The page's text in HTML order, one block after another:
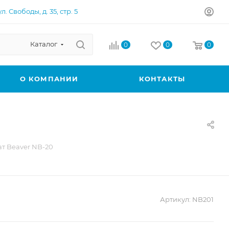
Свободы, д. 35, стр. 5
Каталог 0 0 0
О КОМПАНИИ КОНТАКТЫ
Beaver NB-20
Артикул: NB201